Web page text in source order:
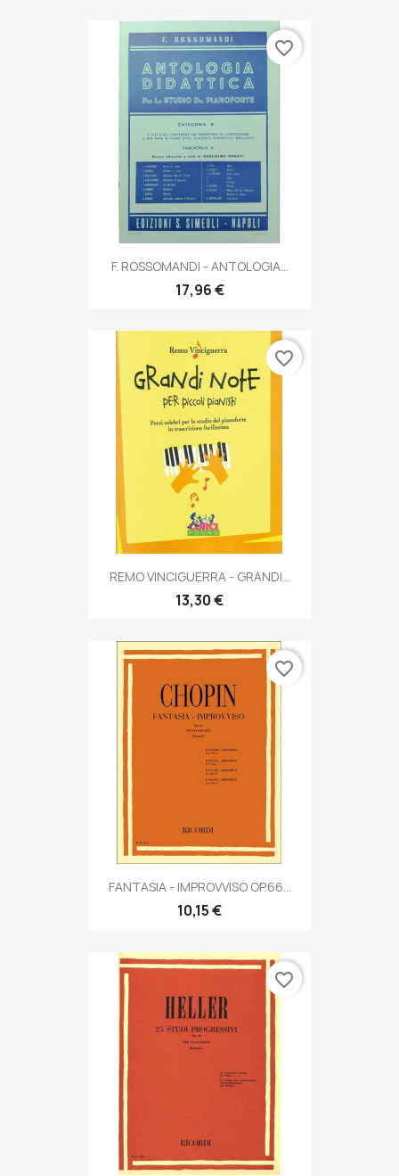
F. ROSSOMANDI - ANTOLOGIA...
17,96 €
favorite_border
REMO VINCIGUERRA - GRANDI...
13,30 €
favorite_border
FANTASIA - IMPROVVISO OP.66...
10,15 €
favorite_border
favorite_border